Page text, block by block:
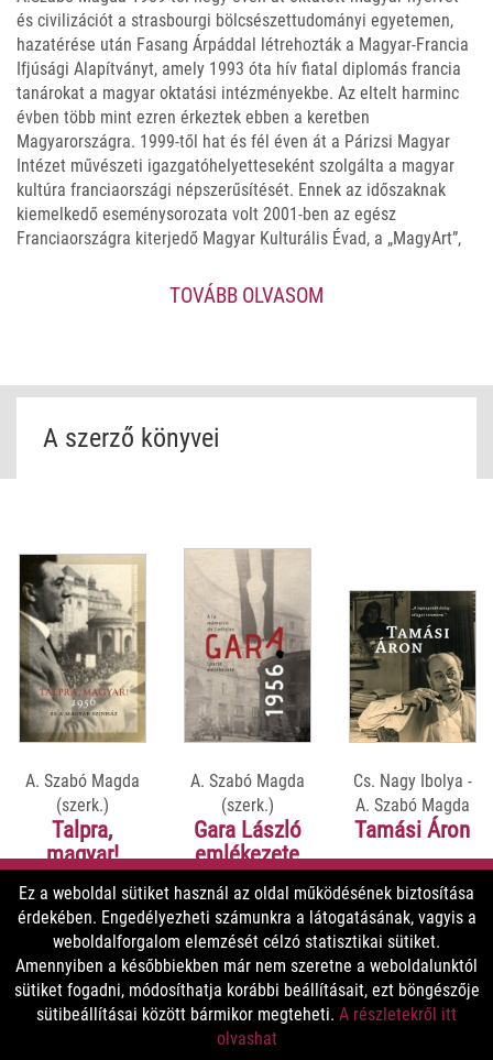
és civilizációt a strasbourgi bölcsészettudományi egyetemen,
hazatérése után Fasang Árpáddal létrehozták a Magyar-Francia
Ifjúsági Alapítványt, amely 1993 óta hív fiatal diplomás francia
tanárokat a magyar oktatási intézményekbe. Az eltelt harminc
évben több mint ezren érkeztek ebben a keretben
Magyarországra. 1999-től hat és fél éven át a Párizsi Magyar
Intézet művészeti igazgatóhelyetteseként szolgálta a magyar
kultúra franciaországi népszerűsítését. Ennek az időszaknak
kiemelkedő eseménysorozata volt 2001-ben az egész
Franciaországra kiterjedő Magyar Kulturális Évad, a „MagyArt”,
számára forgatott filmeket a magyar és francia kultúrát
Kitüntetései: A francia Akadémiai Pálmarend lovagja (2001),
(2004); A francia Nemzeti Érdemrend lovagja (2023)
TOVÁBB OLVASOM
A szerző könyvei
A. Szabó Magda
(szerk.)
Talpra,
magyar!
6600 Ft
5940 Ft
MEGNÉZEM
A. Szabó Magda
(szerk.)
Gara László
emlékezete
4800 Ft
3600 Ft
MEGNÉZEM
Cs. Nagy Ibolya -
A. Szabó Magda
Tamási Áron
5800 Ft
4350 Ft
MEGNÉZEM
Ez a weboldal sütiket használ az oldal működésének biztosítása
érdekében. Engedélyezheti számunkra a látogatásának, vagyis a
weboldalforgalom elemzését célzó statisztikai sütiket.
Amennyiben a későbbiekben már nem szeretne a weboldalunktól
sütiket fogadni, módosíthatja korábbi beállításait, ezt böngészője
sütibeállításai között bármikor megteheti. A részletekről itt
olvashat